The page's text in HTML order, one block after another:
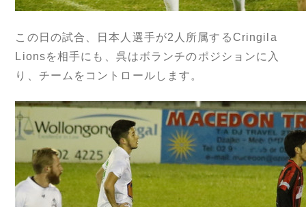
この日の試合、日本人選手が2人所属するCringila
Lionsを相手にも、呉はボランチのポジションに入
り、チームをコントロールします。